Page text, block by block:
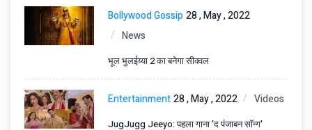
Bollywood Gossip28 , May , 2022
News
भूल भुलईय्या 2 का बनेगा सीक्वल
Entertainment28 , May , 2022 Videos
JugJugg Jeeyo: पहला गाना 'द पंजाबन सॉन्ग'